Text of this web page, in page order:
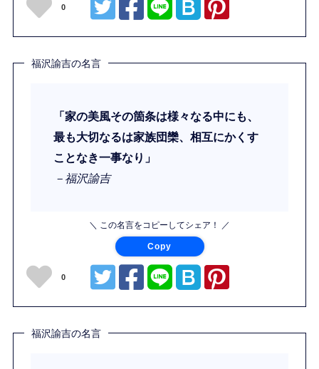
0
福沢諭吉の名言
「家の美風その箇条は様々なる中にも、
最も大切なるは家族団欒、相互にかくす
ことなき一事なり」
－福沢諭吉
＼ この名言をコピーしてシェア！ ／
Copy
0
福沢諭吉の名言